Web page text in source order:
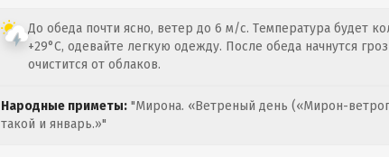
До обеда почти ясно, ветер до 6 м/с. Температура будет
+29°C, одевайте легкую одежду. После обеда начнутся
очистится от облаков.
Народные приметы: "Мирона. «Ветреный день («Мирон-
такой и январь.»"